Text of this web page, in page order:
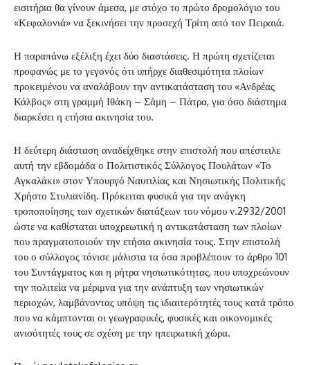
εισιτήρια θα γίνουν άμεσα, με στόχο το πρώτο δρομολόγιο του
«Κεφαλονιά» να ξεκινήσει την προσεχή Τρίτη από τον Πειραιά.
Η παραπάνω εξέλιξη έχει δύο διαστάσεις. Η πρώτη σχετίζεται
προφανώς με το γεγονός ότι υπήρχε διαθεσιμότητα πλοίων
προκειμένου να αναλάβουν την αντικατάσταση του «Ανδρέας
Κάλβος» στη γραμμή Ιθάκη – Σάμη – Πάτρα, για όσο διάστημα
διαρκέσει η ετήσια ακινησία του.
Η δεύτερη διάσταση αναδείχθηκε στην επιστολή που απέστειλε
αυτή την εβδομάδα ο Πολιτιστικός Σύλλογος Πουλάτων «Το
Αγκαλάκι» στον Υπουργό Ναυτιλίας και Νησιωτικής Πολιτικής
Χρήστο Στυλιανίδη. Πρόκειται φυσικά για την ανάγκη
τροποποίησης των σχετικών διατάξεων του νόμου ν.2932/2001
ώστε να καθίσταται υποχρεωτική η αντικατάσταση των πλοίων
που πραγματοποιούν την ετήσια ακινησία τους. Στην επιστολή
του ο σύλλογος τόνισε μάλιστα τα όσα προβλέπουν το άρθρο 101
του Συντάγματος και η ρήτρα νησιωτικότητας, που υποχρεώνουν
την πολιτεία να μέριμνα για την ανάπτυξη των νησιωτικών
περιοχών, λαμβάνοντας υπόψη τις ιδιαιτερότητές τους κατά τρόπο
που να κάμπτονται οι γεωγραφικές, φυσικές και οικονομικές
ανισότητές τους σε σχέση με την ηπειρωτική χώρα.